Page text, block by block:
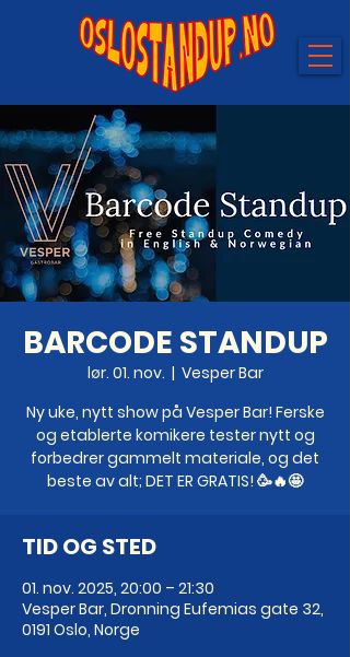
BARCODE STANDUP
lør. 01. nov.
  |
Vesper Bar
Ny uke, nytt show på Vesper Bar! Ferske
og etablerte komikere tester nytt og
forbedrer gammelt materiale, og det
beste av alt; DET ER GRATIS! 🥳🔥🤩
TID OG STED
01. nov. 2025, 20:00 – 21:30
Vesper Bar, Dronning Eufemias gate 32,
0191 Oslo, Norge